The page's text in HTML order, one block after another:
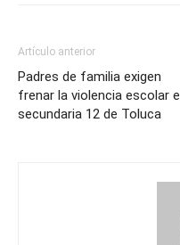
Artículo anterior
Padres de familia exigen
frenar la violencia escolar
secundaria 12 de Toluca